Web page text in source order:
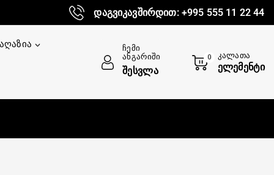
დაგვიკავშირდით: +995 555 11 22 44
Ჩემი
Ანგარიში
Შესვლა
0 Კალათა
Ელემენტი